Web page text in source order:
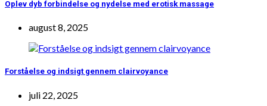
Oplev dyb forbindelse og nydelse med erotisk massage
august 8, 2025
Forståelse og indsigt gennem clairvoyance
juli 22, 2025